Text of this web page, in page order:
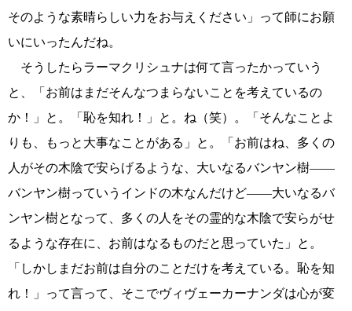
そのような素晴らしい力をお与えください」って師にお願
いにいったんだね。
そうしたらラーマクリシュナは何て言ったかっていう
と、「お前はまだそんなつまらないことを考えているの
か！」と。「恥を知れ！」と。ね（笑）。「そんなことよ
りも、もっと大事なことがある」と。「お前はね、多くの
人がその木陰で安らげるような、大いなるバンヤン樹――
バンヤン樹っていうインドの木なんだけど――大いなるバ
ンヤン樹となって、多くの人をその霊的な木陰で安らがせ
るような存在に、お前はなるものだと思っていた」と。
「しかしまだお前は自分のことだけを考えている。恥を知
れ！」って言って、そこでヴィヴェーカーナンダは心が変